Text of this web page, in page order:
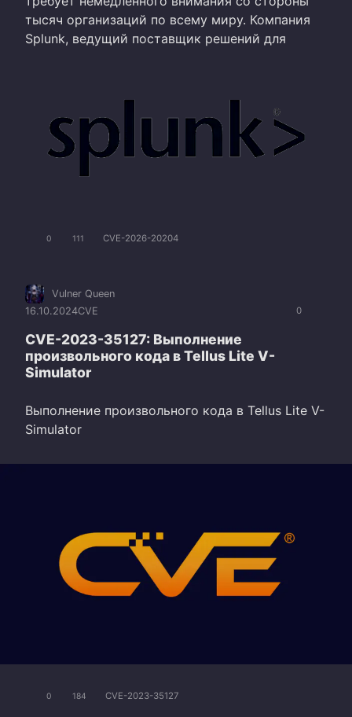
тысяч организаций по всему миру. Компания
Splunk, ведущий поставщик решений для
0 111 CVE-2026-20204
0
Vulner Queen
16.10.2024CVE
CVE-2023-35127: Выполнение
произвольного кода в Tellus Lite V-
Simulator
Выполнение произвольного кода в Tellus Lite V-
Simulator
0 184 CVE-2023-35127